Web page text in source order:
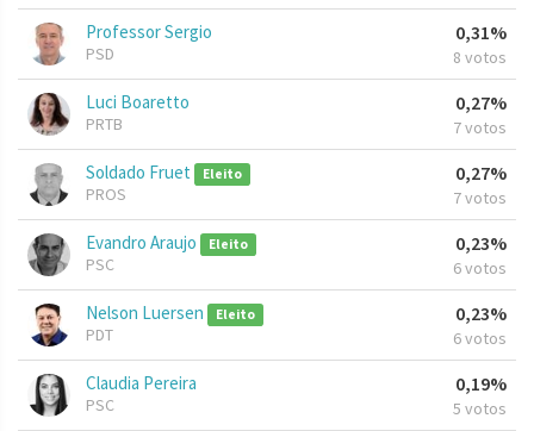
Professor Sergio
PSD
0,31%
8 votos
Luci Boaretto
PRTB
0,27%
7 votos
Soldado Fruet Eleito
PROS
0,27%
7 votos
Evandro Araujo Eleito
PSC
0,23%
6 votos
Nelson Luersen Eleito
PDT
0,23%
6 votos
Claudia Pereira
PSC
0,19%
5 votos